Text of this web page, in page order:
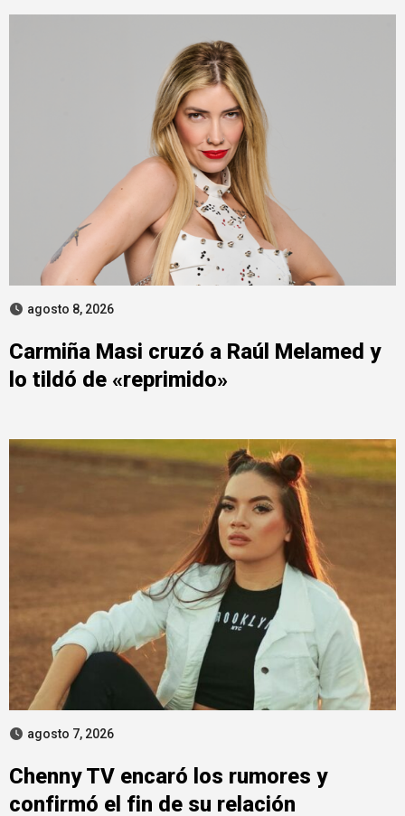
agosto 8, 2026
Carmiña Masi cruzó a Raúl Melamed y
lo tildó de «reprimido»
agosto 7, 2026
Chenny TV encaró los rumores y
confirmó el fin de su relación